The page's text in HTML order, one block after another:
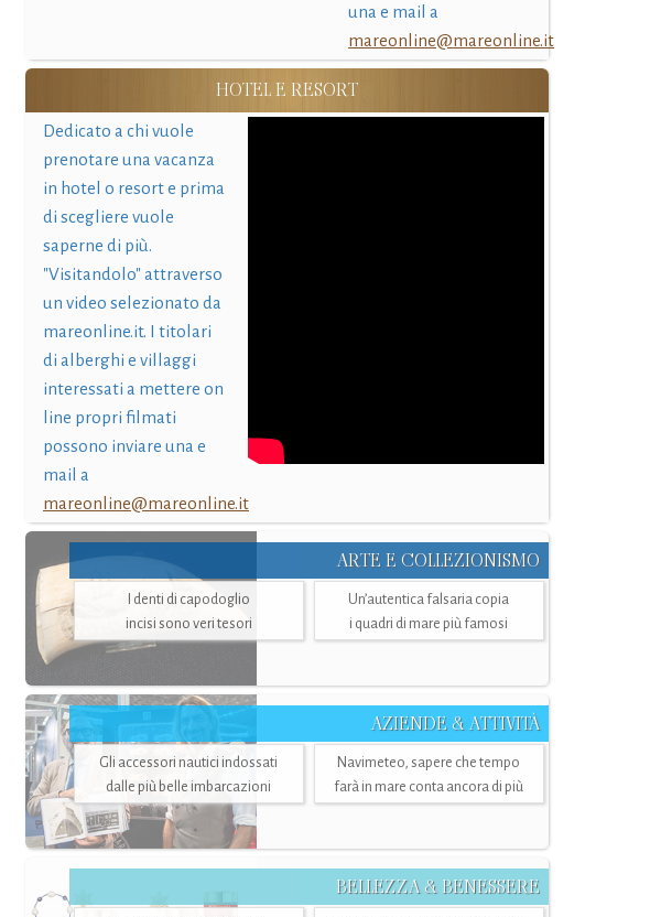
una e mail a
mareonline@mareonline.it
HOTEL E RESORT
Dedicato a chi vuole
prenotare una vacanza
in hotel o resort e prima
di scegliere vuole
saperne di più.
"Visitandolo" attraverso
un video selezionato da
mareonline.it. I titolari
di alberghi e villaggi
interessati a mettere on
line propri filmati
possono inviare una e
mail a
mareonline@mareonline.it
ARTE E COLLEZIONISMO
I denti di capodoglio
incisi sono veri tesori
Un’autentica falsaria copia
i quadri di mare più famosi
AZIENDE & ATTIVITÀ
Gli accessori nautici indossati
dalle più belle imbarcazioni
Navimeteo, sapere che tempo
farà in mare conta ancora di più
BELLEZZA & BENESSERE